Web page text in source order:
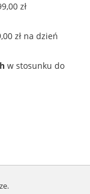
zł
zł na dzień
w stosunku do